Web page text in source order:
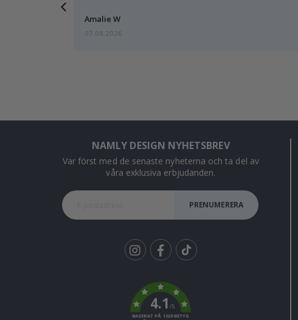
Amalie W
07.08.2026
NAMLY DESIGN NYHETSBREV
Var först med de senaste nyheterna och ta del av
våra exklusiva erbjudanden.
PRENUMERERA
k
4.1/5
BASERAT PÅ 1029 BETYG